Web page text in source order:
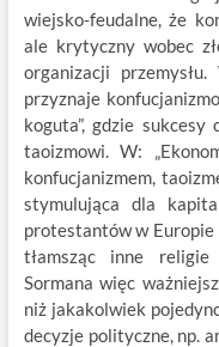
wiejsko-feudalne, że
ale krytyczny wobec
organizacji przemysłu.
przyznaje
koguta”, gdzie sukcesy
taoizmowi. W:
konfucjanizmem,
stymulująca dla
protestantów w Europie
tłamsząc inne
Sormana więc
niż jakakolwiek
decyzje polityczne, np.